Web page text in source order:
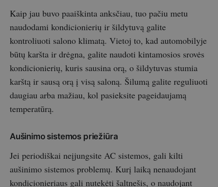
Kaip jau buvo paaiškinta anksčiau, tuo pačiu metu
naudodami kondicionierių ir šildytuvą galite
kontroliuoti salono klimatą. Vietoj to, kad automobilyje
būtų karšta ir drėgna, galite naudoti kintamosios srovės
kondicionierių, kuris sausina orą, o šildytuvas stumia
karštą ir sausą orą į visą saloną. Šilumą galite reguliuoti
daugiau arba mažiau, kol pasieksite pageidaujamą
temperatūrą.
Aušinimo sistemos priežiūra
Jei periodiškai neįjungsite AC sistemos, gali kilti
aušinimo sistemos problemų. Kurį laiką nenaudojant
kondicionieriaus gali nutekėti šaltnešis, o naudojant